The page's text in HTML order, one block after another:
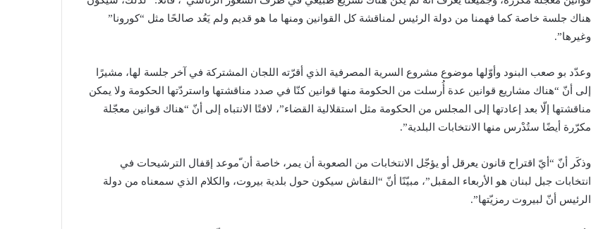
هناك جلسة خاصة كما فهمنا من دولة الرئيس لمناقشة كل القوانين ومنها ما هو قديم ولم يَعُد صالحًا مثل “كورونا”
وغيرها”.
وعدّد بو صعب البنود وأوّلها موضوع مشروع السرية المصرفية الذي أقرّته اللجان المشتركة في آخر جلسة لها، مشيرًا
إلى أنّ “هناك مشاريع قوانين عدة أُرسلت من الحكومة منها قوانين كنّا في صدد مناقشتها واستردّتها الحكومة ولا يمكن
مناقشتها إلّا بعد إعادتها إلى المجلس من الحكومة مثل استقلالية القضاء”، لافتًا الانتباه إلى أنّ “هناك قوانين معجّلة
مكرّرة أيضًا ستُدْرس منها الانتخابات البلدية”.
وذكَر أنّ “أيّ اقتراح قانون يعرقل أو يؤجّل الانتخابات من الصعوبة أن يمر، خاصة أن ّموعد إقفال الترشيحات في
انتخابات جبل لبنان هو الأربعاء المقبل”، مبيّنًا أنّ “النقاش سيكون حول بلدية بيروت، والكلام الذي سمعناه من دولة
الرئيس أنّ لبيروت رمزيّتها”.